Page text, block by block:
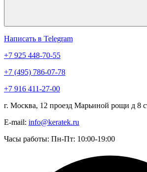
Написать в Telegram
+7 925 448-70-55
+7 (495) 786-07-78
+7 916 411-27-00
г. Москва, 12 проезд Марьиной рощи д 8
E-mail: info@keratek.ru
Часы работы: Пн-Пт: 10:00-19:00